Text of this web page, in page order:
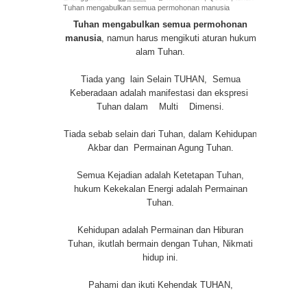
Tuhan mengabulkan semua permohonan manusia
Tuhan mengabulkan semua permohonan
manusia, namun harus mengikuti aturan hukum
alam Tuhan.
Tiada yang lain Selain TUHAN, Semua
Keberadaan adalah manifestasi dan ekspresi
Tuhan dalam Multi Dimensi.
Tiada sebab selain dari Tuhan, dalam Kehidupan
Akbar dan Permainan Agung Tuhan.
Semua Kejadian adalah Ketetapan Tuhan,
hukum Kekekalan Energi adalah Permainan
Tuhan.
Kehidupan adalah Permainan dan Hiburan
Tuhan, ikutlah bermain dengan Tuhan, Nikmati
hidup ini.
Pahami dan ikuti Kehendak TUHAN,